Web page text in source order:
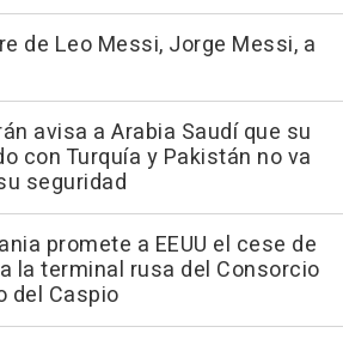
de Leo Messi, Jorge Messi, a
avisa a Arabia Saudí que su
con Turquía y Pakistán no va
seguridad
promete a EEUU el cese de
la terminal rusa del Consorcio
del Caspio